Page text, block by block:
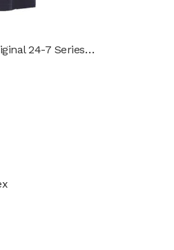
Polera Polo Ladies Original 24-7 Series® TRU-SPEC®